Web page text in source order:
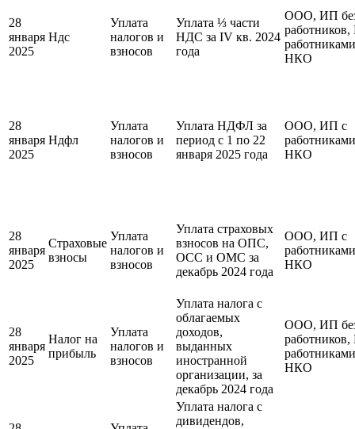
28
января
2025
Ндс
Уплата
налогов и
взносов
Уплата ⅓ части
НДС за IV кв. 2024
года
ООО, ИП
НКО
28
января
2025
Ндфл
Уплата
налогов и
взносов
Уплата НДФЛ за
период с 1 по 22
января 2025 года
ООО, ИП с
НКО
28
января
2025
Страховые
взносы
Уплата
налогов и
взносов
Уплата страховых
взносов на ОПС,
ОСС и ОМС за
декабрь 2024 года
ООО, ИП с
НКО
28
января
2025
Налог на
прибыль
Уплата
налогов и
взносов
Уплата налога с
облагаемых
доходов,
выданных
иностранной
организации, за
декабрь 2024 года
ООО, ИП
НКО
Уплата налога с
дивидендов,